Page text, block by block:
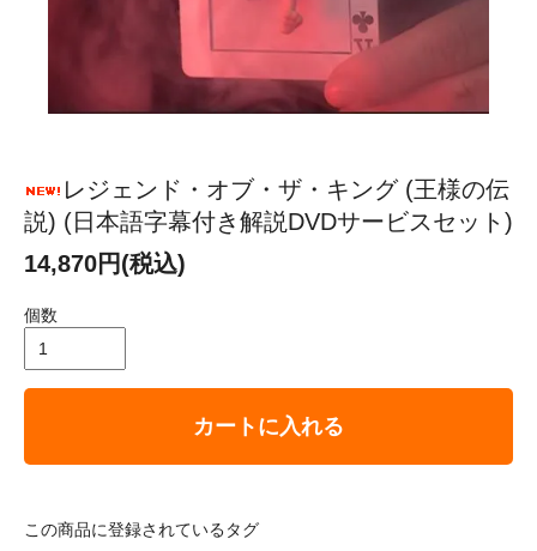
レジェンド・オブ・ザ・キング (王様の伝
説) (日本語字幕付き解説DVDサービスセット)
14,870円(税込)
個数
カートに入れる
この商品に登録されているタグ